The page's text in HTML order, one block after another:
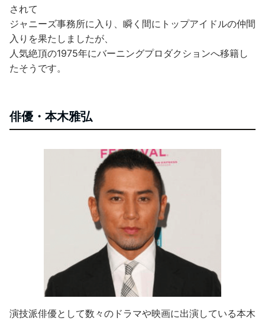
されて
ジャニーズ事務所に入り、瞬く間にトップアイドルの仲間
入りを果たしましたが、
人気絶頂の1975年にバーニングプロダクションへ移籍し
たそうです。
俳優・本木雅弘
演技派俳優として数々のドラマや映画に出演している本木